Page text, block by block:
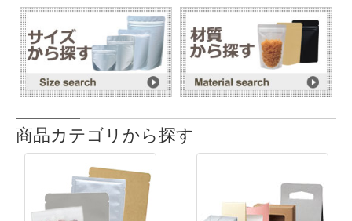
商品カテゴリから探す